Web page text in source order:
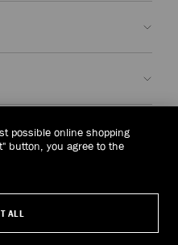
possible online shopping
button, you agree to the
ALL